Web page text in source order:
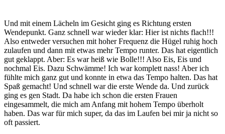
Und mit einem Lächeln im Gesicht ging es Richtung ersten
Wendepunkt. Ganz schnell war wieder klar: Hier ist nichts flach!!!
Also entweder versuchen mit hoher Frequenz die Hügel ruhig hoch
zulaufen und dann mit etwas mehr Tempo runter. Das hat eigentlich
gut geklappt. Aber: Es war heiß wie Bolle!!! Also Eis, Eis und
nochmal Eis. Dazu Schwämme! Ich war komplett nass! Aber ich
fühlte mich ganz gut und konnte in etwa das Tempo halten. Das hat
Spaß gemacht! Und schnell war die erste Wende da. Und zurück
ging es gen Stadt. Da habe ich schon die ersten Frauen
eingesammelt, die mich am Anfang mit hohem Tempo überholt
haben. Das war für mich super, da das im Laufen bei mir ja nicht so
oft passiert.